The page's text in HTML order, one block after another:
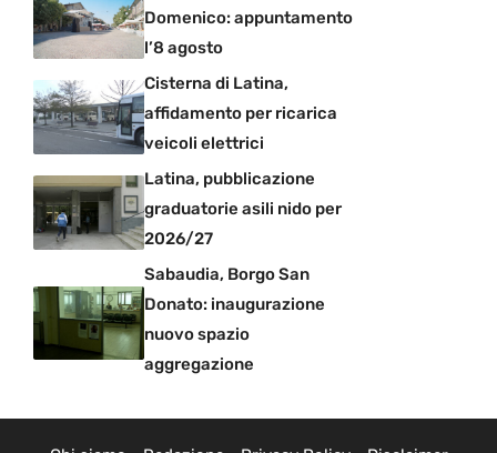
Domenico: appuntamento
l’8 agosto
Cisterna di Latina,
affidamento per ricarica
veicoli elettrici
Latina, pubblicazione
graduatorie asili nido per
2026/27
Sabaudia, Borgo San
Donato: inaugurazione
nuovo spazio
aggregazione